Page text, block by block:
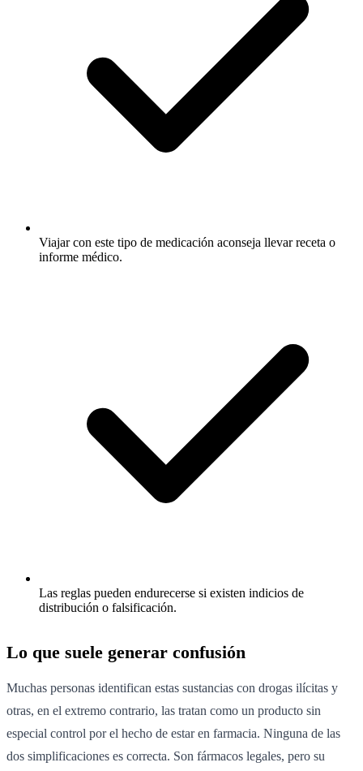
Viajar con este tipo de medicación aconseja llevar receta o
informe médico.
Las reglas pueden endurecerse si existen indicios de
distribución o falsificación.
Lo que suele generar confusión
Muchas personas identifican estas sustancias con drogas ilícitas y
otras, en el extremo contrario, las tratan como un producto sin
especial control por el hecho de estar en farmacia. Ninguna de las
dos simplificaciones es correcta. Son fármacos legales, pero su